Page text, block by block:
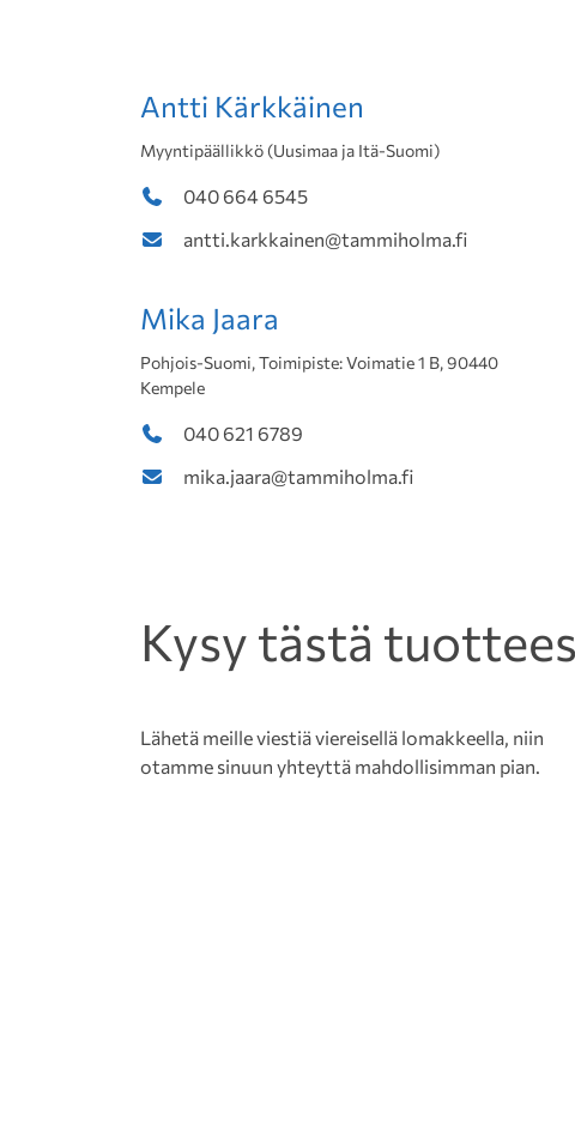
Antti Kärkkäinen
Myyntipäällikkö (Uusimaa ja Itä-Suomi)
040 664 6545
antti.karkkainen@tammiholma.fi
Mika Jaara
Pohjois-Suomi, Toimipiste: Voimatie 1 B, 90440
Kempele
040 621 6789
mika.jaara@tammiholma.fi
Kysy tästä
Lähetä meille viestiä viereisellä lomakkeella, niin
otamme sinuun yhteyttä mahdollisimman pian.